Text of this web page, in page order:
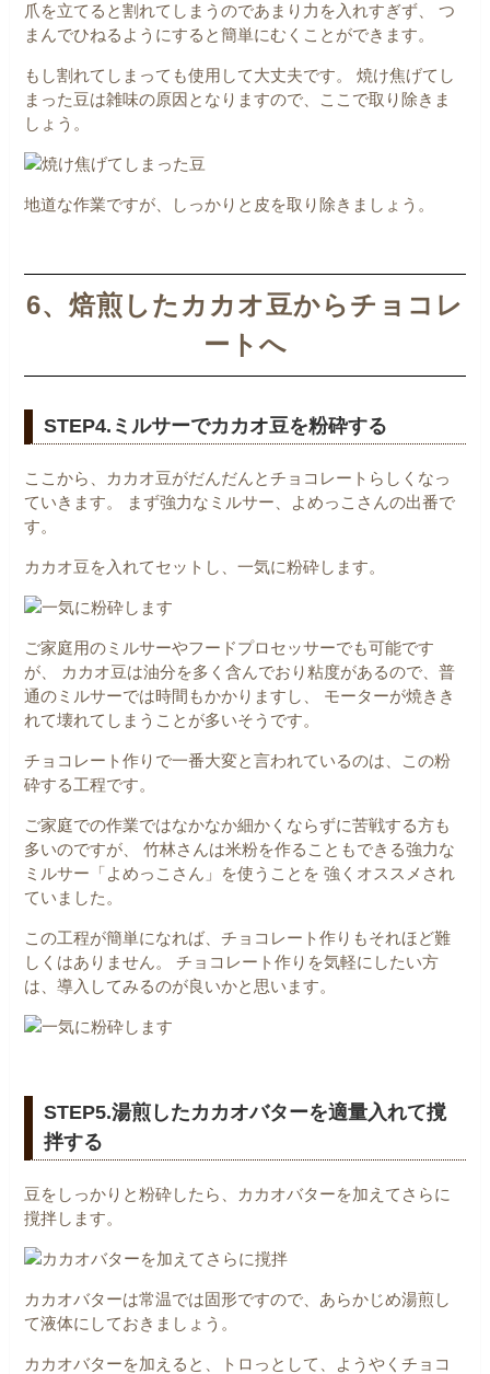
爪を立てると割れてしまうのであまり力を入れすぎず、
つ
まんでひねるようにすると簡単にむくことができます。
もし割れてしまっても使用して大丈夫です。
焼け焦げてし
まった豆は雑味の原因となりますので、ここで取り除きま
しょう。
地道な作業ですが、しっかりと皮を取り除きましょう。
6、焙煎したカカオ豆からチョコレ
ートへ
STEP4.ミルサーでカカオ豆を粉砕する
ここから、カカオ豆がだんだんとチョコレートらしくなっ
ていきます。
まず強力なミルサー、よめっこさんの出番で
す。
カカオ豆を入れてセットし、一気に粉砕します。
ご家庭用のミルサーやフードプロセッサーでも可能です
が、
カカオ豆は油分を多く含んでおり粘度があるので、普
通のミルサーでは時間もかかりますし、
モーターが焼きき
れて壊れてしまうことが多いそうです。
チョコレート作りで一番大変と言われているのは、この粉
砕する工程です。
ご家庭での作業ではなかなか細かくならずに苦戦する方も
多いのですが、
竹林さんは米粉を作ることもできる強力な
ミルサー「よめっこさん」を使うことを 強くオススメされ
ていました。
この工程が簡単になれば、チョコレート作りもそれほど難
しくはありません。
チョコレート作りを気軽にしたい方
は、導入してみるのが良いかと思います。
STEP5.湯煎したカカオバターを適量入れて撹
拌する
豆をしっかりと粉砕したら、カカオバターを加えてさらに
撹拌します。
カカオバターは常温では固形ですので、あらかじめ湯煎し
て液体にしておきましょう。
カカオバターを加えると、トロっとして、ようやくチョコ